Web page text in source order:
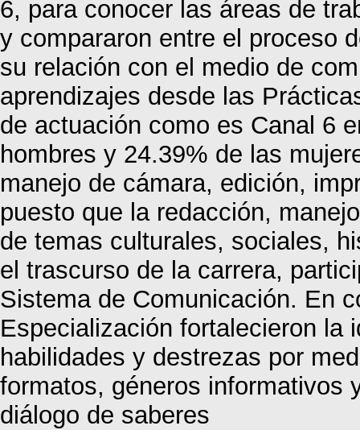
6, para conocer las áreas de
y compararon entre el proceso
su relación con el medio de
aprendizajes desde las
de actuación como es Canal 6
hombres y 24.39% de las
manejo de cámara, edición,
puesto que la redacción,
de temas culturales, sociales,
el trascurso de la carrera,
Sistema de Comunicación. En
Especialización fortalecieron la
habilidades y destrezas por
formatos, géneros informativos
diálogo de saberes